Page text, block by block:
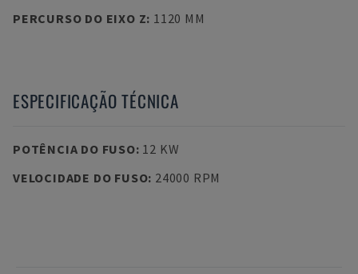
PERCURSO DO EIXO Z: 1120 MM
ESPECIFICAÇÃO TÉCNICA
POTÊNCIA DO FUSO: 12 KW
VELOCIDADE DO FUSO: 24000 RPM